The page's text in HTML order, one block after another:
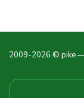
2009-2026 © pike —